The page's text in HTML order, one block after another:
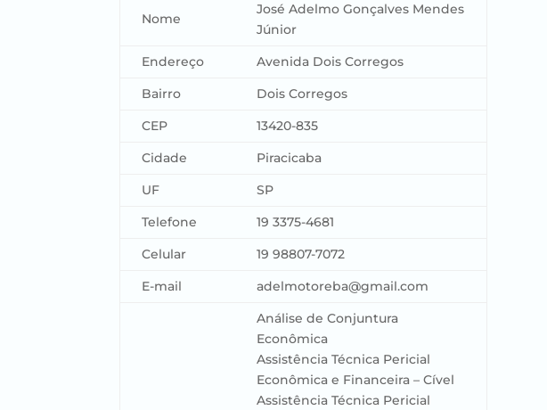
Nome
José Adelmo Gonçalves Mendes
Júnior
Endereço
Avenida Dois Corregos
Bairro
Dois Corregos
CEP
13420-835
Cidade
Piracicaba
UF
SP
Telefone
19 3375-4681
Celular
19 98807-7072
E-mail
adelmotoreba@gmail.com
Análise de Conjuntura
Econômica
Assistência Técnica Pericial
Econômica e Financeira – Cível
Assistência Técnica Pericial